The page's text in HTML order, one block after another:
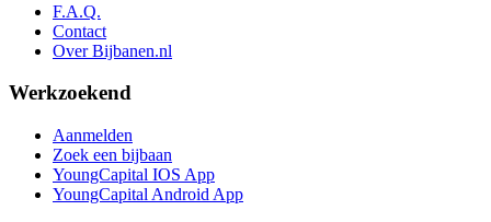
F.A.Q.
Contact
Over Bijbanen.nl
Werkzoekend
Aanmelden
Zoek een bijbaan
YoungCapital IOS App
YoungCapital Android App